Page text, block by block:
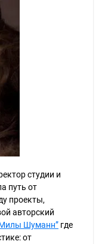
студии и
путь от
проекты,
авторский
Милы Шуманн” где
от